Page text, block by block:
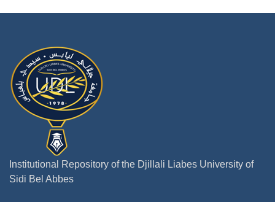
Institutional Repository of the Djillali Liabes University of
Sidi Bel Abbes